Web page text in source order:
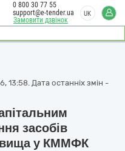
Замовити дзвінок
0 800 30 77 55
support@e-tender.ua
UK
Дата останніх змін -
засобів
у КММФК